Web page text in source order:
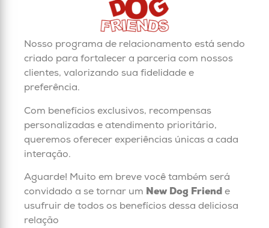
Nosso programa de relacionamento está sendo
criado para fortalecer a parceria com nossos
clientes, valorizando sua fidelidade e
preferência.
Com benefícios exclusivos, recompensas
personalizadas e atendimento prioritário,
queremos oferecer experiências únicas a cada
interação.
Aguarde! Muito em breve você também será
convidado a se tornar um New Dog Friend e
usufruir de todos os benefícios dessa deliciosa
relação